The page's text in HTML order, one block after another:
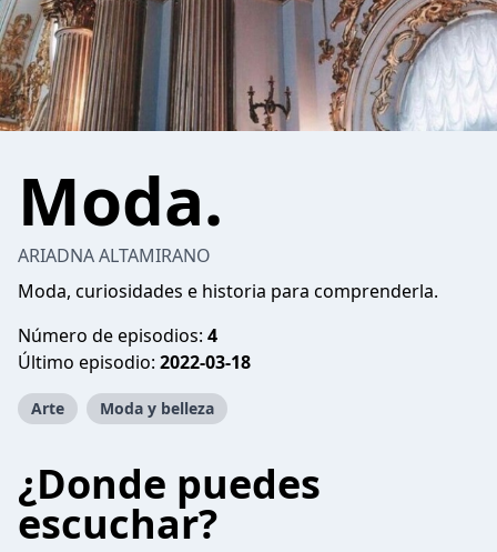
Moda.
ARIADNA ALTAMIRANO
Moda, curiosidades e historia para comprenderla.
Número de episodios: 4
Último episodio: 2022-03-18
Arte Moda y belleza
¿Donde puedes
escuchar?